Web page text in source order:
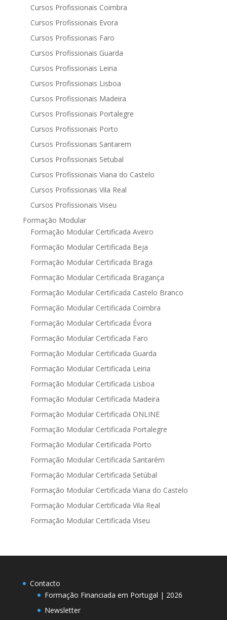
Cursos Profissionais Coimbra
Cursos Profissionais Evora
Cursos Profissionais Faro
Cursos Profissionais Guarda
Cursos Profissionais Leiria
Cursos Profissionais Lisboa
Cursos Profissionais Madeira
Cursos Profissionais Portalegre
Cursos Profissionais Porto
Cursos Profissionais Santarem
Cursos Profissionais Setubal
Cursos Profissionais Viana do Castelo
Cursos Profissionais Vila Real
Cursos Profissionais Viseu
Formação Modular
Formação Modular Certificada Aveiro
Formação Modular Certificada Beja
Formação Modular Certificada Braga
Formação Modular Certificada Bragança
Formação Modular Certificada Castelo Branco
Formação Modular Certificada Coimbra
Formação Modular Certificada Évora
Formação Modular Certificada Faro
Formação Modular Certificada Guarda
Formação Modular Certificada Leiria
Formação Modular Certificada Lisboa
Formação Modular Certificada Madeira
Formação Modular Certificada ONLINE
Formação Modular Certificada Portalegre
Formação Modular Certificada Porto
Formação Modular Certificada Santarém
Formação Modular Certificada Setúbal
Formação Modular Certificada Viana do Castelo
Formação Modular Certificada Vila Real
Formação Modular Certificada Viseu
Contacto
Formação Financiada em Portugal | 2026
Newsletter